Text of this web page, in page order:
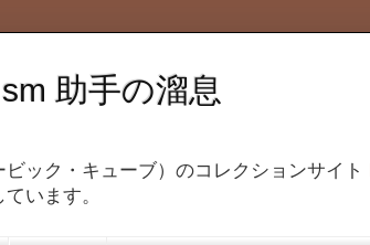
助手の溜息
ック・キューブ）のコレクションサイト
います。